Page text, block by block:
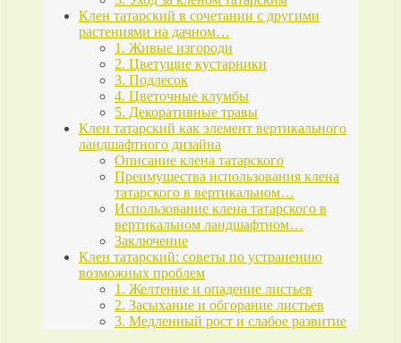
Клен татарский в сочетании с другими
растениями на дачном…
1. Живые изгороди
2. Цветущие кустарники
3. Подлесок
4. Цветочные клумбы
5. Декоративные травы
Клен татарский как элемент вертикального
ландшафтного дизайна
Описание клена татарского
Преимущества использования клена
татарского в вертикальном…
Использование клена татарского в
вертикальном ландшафтном…
Заключение
Клен татарский: советы по устранению
возможных проблем
1. Желтение и опадение листьев
2. Засыхание и обгорание листьев
3. Медленный рост и слабое развитие